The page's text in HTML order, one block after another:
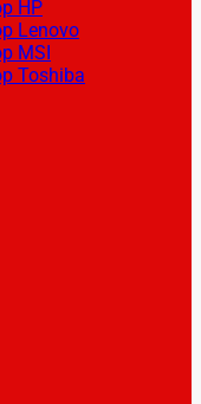
HP
Lenovo
MSI
Toshiba